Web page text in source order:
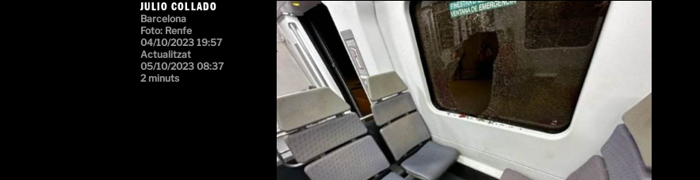
JULIO COLLADO
Barcelona
Foto: Renfe
04/10/2023 19:57
Actualitzat
05/10/2023 08:37
2 minuts